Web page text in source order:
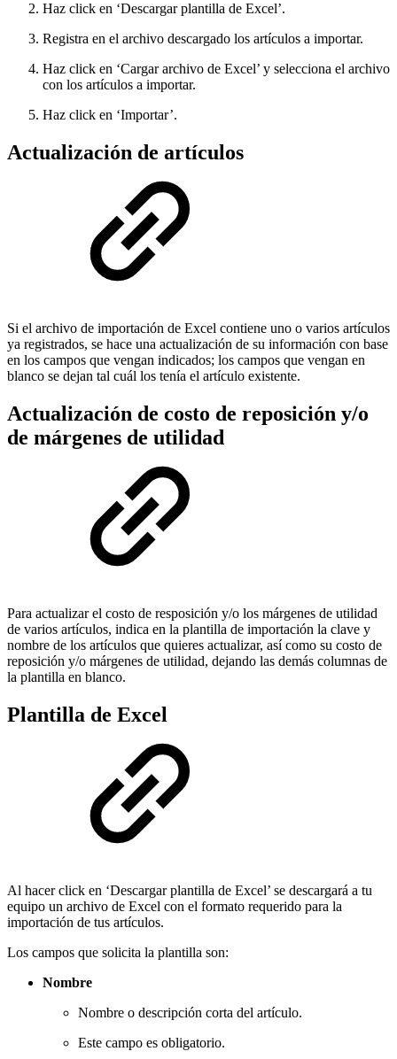
Haz click en ‘Descargar plantilla de Excel’.
Registra en el archivo descargado los artículos a importar.
Haz click en ‘Cargar archivo de Excel’ y selecciona el archivo
con los artículos a importar.
Haz click en ‘Importar’.
Actualización de artículos
Si el archivo de importación de Excel contiene uno o varios artículos
ya registrados, se hace una actualización de su información con base
en los campos que vengan indicados; los campos que vengan en
blanco se dejan tal cuál los tenía el artículo existente.
Actualización de costo de reposición y/o
de márgenes de utilidad
Para actualizar el costo de resposición y/o los márgenes de utilidad
de varios artículos, indica en la plantilla de importación la clave y
nombre de los artículos que quieres actualizar, así como su costo de
reposición y/o márgenes de utilidad, dejando las demás columnas de
la plantilla en blanco.
Plantilla de Excel
Al hacer click en ‘Descargar plantilla de Excel’ se descargará a tu
equipo un archivo de Excel con el formato requerido para la
importación de tus artículos.
Los campos que solicita la plantilla son:
Nombre
Nombre o descripción corta del artículo.
Este campo es obligatorio.